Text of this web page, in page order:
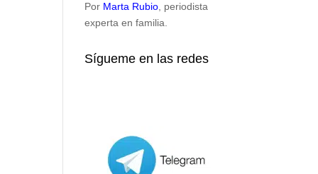
Por Marta Rubio , periodista
experta en familia.
Sígueme en las redes